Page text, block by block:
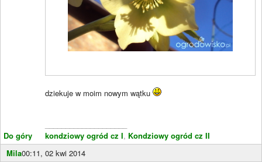
Do góry
dziekuje w moim nowym wątku
kondziowy ogród cz I, Kondziowy ogród cz II
Mila00:11, 02 kwi 2014